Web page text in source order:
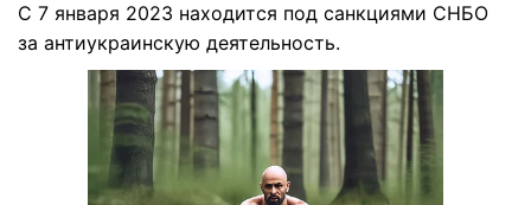
С 7 января 2023 находится под санкциями СНБО
за антиукраинскую деятельность.